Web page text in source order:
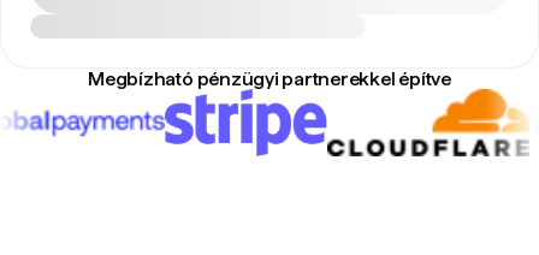
Megbízható pénzügyi partnerekkel építve